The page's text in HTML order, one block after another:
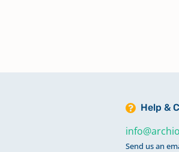
Bestattungen
Help &
Send us an